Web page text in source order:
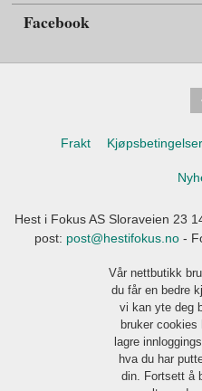
Facebook
Frakt Kjøpsbetingelser
Hest i Fokus AS Sloraveien 23
post: post@hestifokus.no-
Vår nettbutikk
du får en bedre
vi kan yte deg
bruker cookies
lagre
hva du har
din. Fortsett å